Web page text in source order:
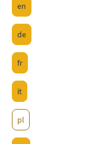
en
de
fr
it
pl